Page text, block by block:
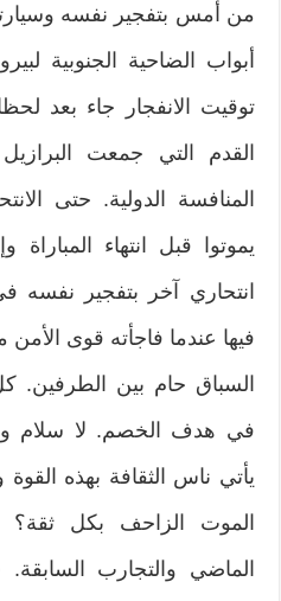
من أمس بتفجير نفسه
أبواب الضاحية الجنوبية
توقيت الانفجار جاء بعد
القدم التي جمعت
المنافسة الدولية. حتى
يموتوا قبل انتهاء
انتحاري آخر بتفجير نفسه
فيها عندما فاجأته قوى الأمن
السباق حام بين
في هدف الخصم. لا سلام
يأتي ناس الثقافة بهذه
الموت الزاحف بكل ثقة؟
الماضي والتجارب